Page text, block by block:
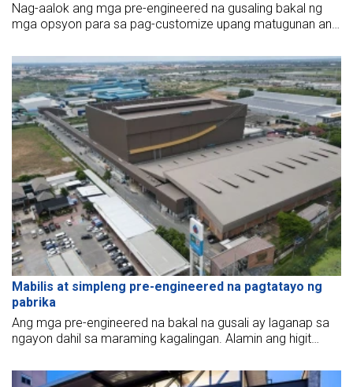
Nag-aalok ang mga pre-engineered na gusaling bakal ng
mga opsyon para sa pag-customize upang matugunan ang
kung paano i-customize ang mga estruktura na ito para sa
iyong mga partikular na layunin.
Mabilis at simpleng pre-engineered na pagtatayo ng
pabrika
Ang mga pre-engineered na bakal na gusali ay laganap sa
ngayon dahil sa maraming kagalingan. Alamin ang higit